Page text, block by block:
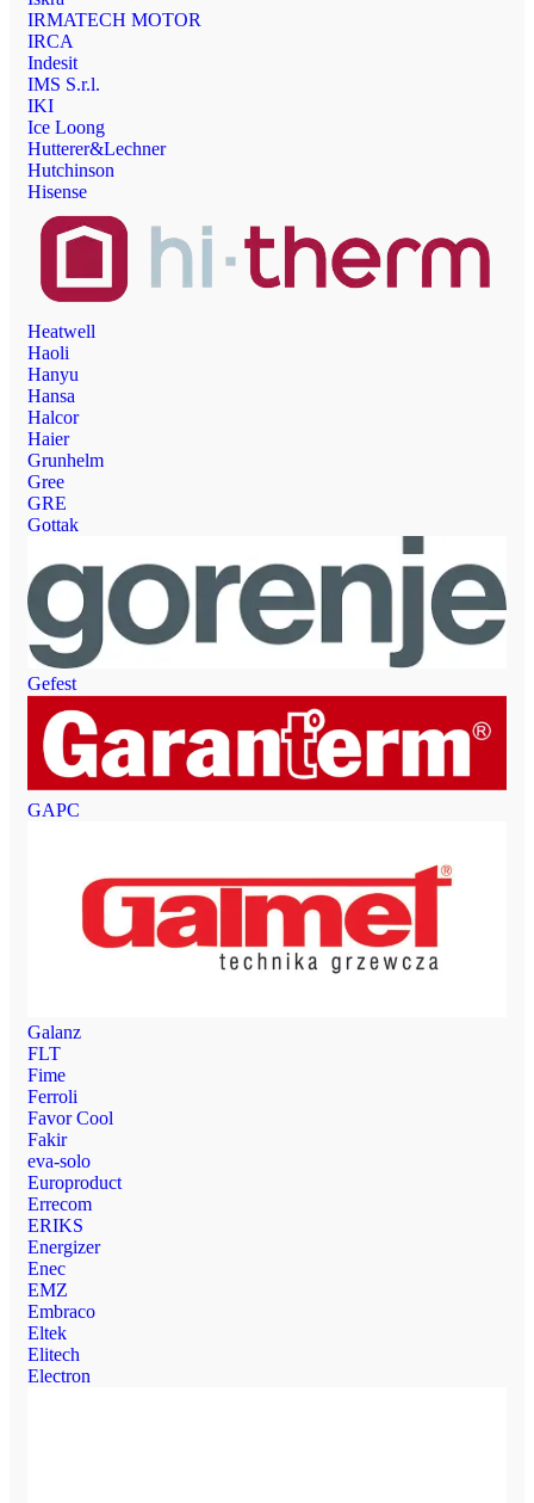
IRMATECH MOTOR
IRCA
Indesit
IMS S.r.l.
IKI
Ice Loong
Hutterer&Lechner
Hutchinson
Hisense
Heatwell
Haoli
Hanyu
Hansa
Halcor
Haier
Grunhelm
Gree
GRE
Gottak
Gefest
GAPC
Galanz
FLT
Fime
Ferroli
Favor Cool
Fakir
eva-solo
Europroduct
Errecom
ERIKS
Energizer
Enec
EMZ
Embraco
Eltek
Elitech
Electron